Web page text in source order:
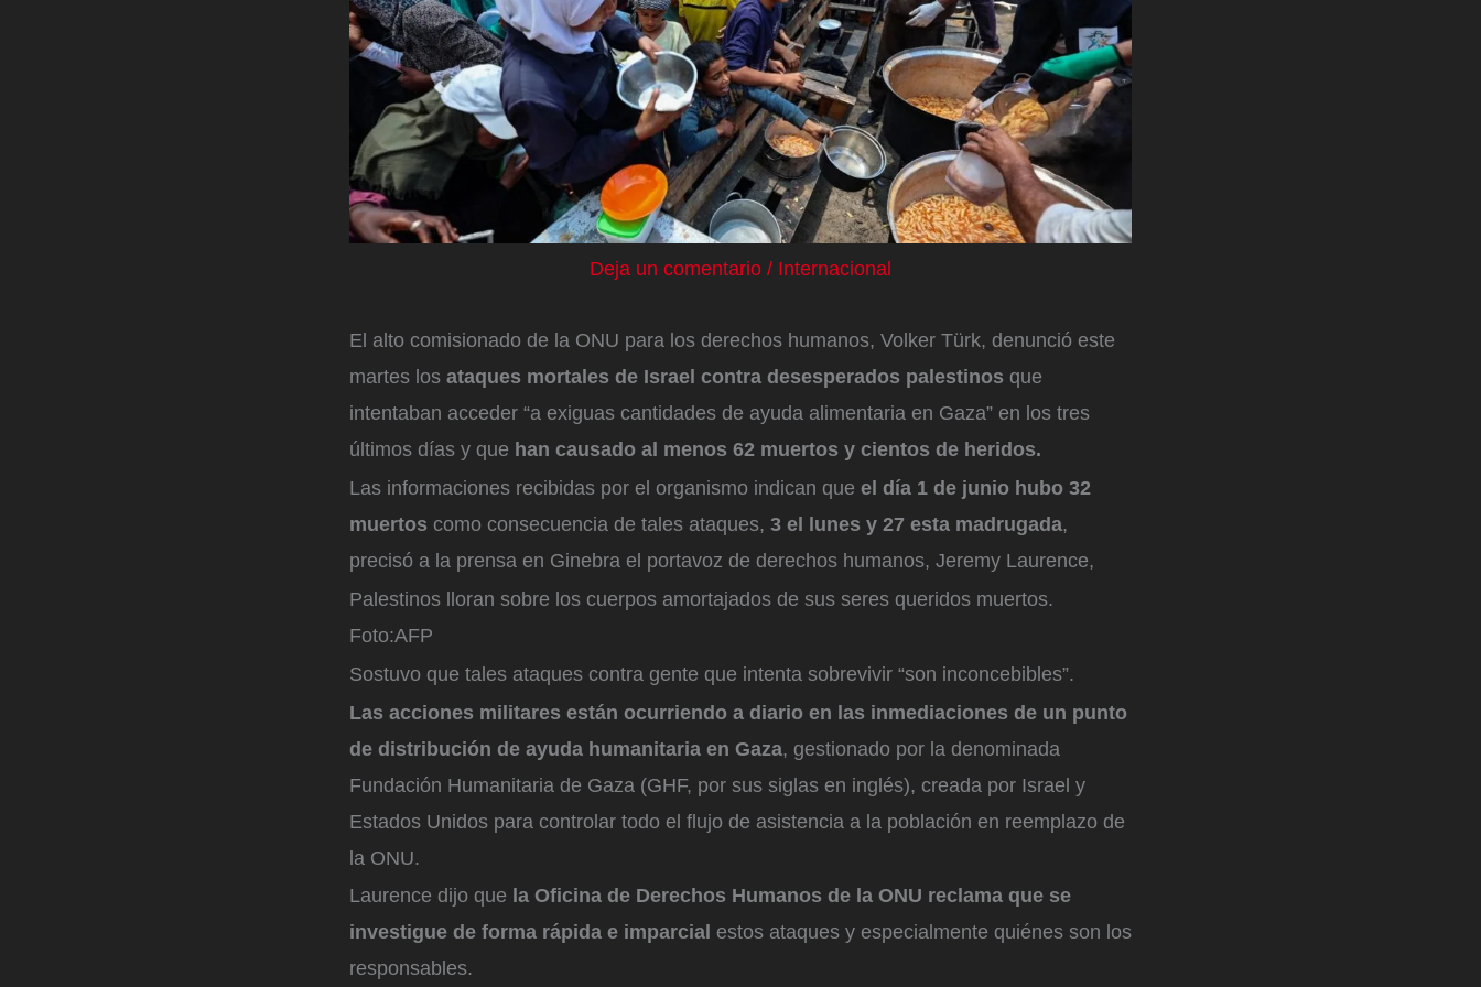
Deja un comentario / Internacional
El alto comisionado de la ONU para los derechos humanos, Volker Türk, denunció este
martes los ataques mortales de Israel contra desesperados palestinos que
intentaban acceder “a exiguas cantidades de ayuda alimentaria en Gaza” en los tres
últimos días y que han causado al menos 62 muertos y cientos de heridos.
Las informaciones recibidas por el organismo indican que el día 1 de junio hubo 32
muertos como consecuencia de tales ataques, 3 el lunes y 27 esta madrugada,
precisó a la prensa en Ginebra el portavoz de derechos humanos, Jeremy Laurence,
Palestinos lloran sobre los cuerpos amortajados de sus seres queridos muertos.
Foto:AFP
Sostuvo que tales ataques contra gente que intenta sobrevivir “son inconcebibles”.
Las acciones militares están ocurriendo a diario en las inmediaciones de un punto
de distribución de ayuda humanitaria en Gaza, gestionado por la denominada
Fundación Humanitaria de Gaza (GHF, por sus siglas en inglés), creada por Israel y
Estados Unidos para controlar todo el flujo de asistencia a la población en reemplazo de
la ONU.
Laurence dijo que la Oficina de Derechos Humanos de la ONU reclama que se
investigue de forma rápida e imparcial estos ataques y especialmente quiénes son los
responsables.